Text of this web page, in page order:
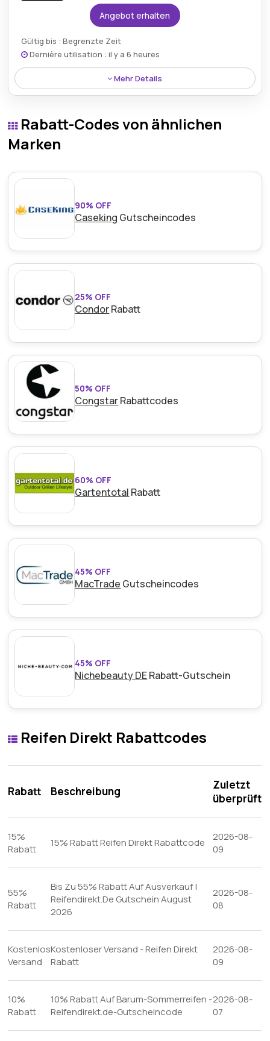
Angebot erhalten
Gültig bis : Begrenzte Zeit
Dernière utilisation : il y a 6 heures
Mehr Details
Michelin Primacy 4+ Reifen sind mit 19% Ersparnis
Komfort und langanhaltende Leistung für den
täglichen Fahrbetrieb.
Rabatt-Codes von ähnlichen
Marken
90% OFF
Caseking Gutscheincodes
25% OFF
CondorRabatt
50% OFF
CongstarRabattcodes
60% OFF
Gartentotal Rabatt
45% OFF
MacTrade Gutscheincodes
45% OFF
Nichebeauty DERabatt-Gutschein
Reifen Direkt Rabattcodes
Rabatt Beschreibung
Zuletzt
überprüft
15%
Rabatt
15% Rabatt Reifen Direkt Rabattcode
2026-08-
09
55%
Rabatt
Bis Zu 55% Rabatt Auf Ausverkauf |
Reifendirekt.De Gutschein August
2026
2026-08-
08
Kostenlos
Versand
Kostenloser Versand - Reifen Direkt
Rabatt
2026-08-
09
10%
Rabatt
10% Rabatt Auf Barum-Sommerreifen -
Reifendirekt.de-Gutscheincode
2026-08-
07